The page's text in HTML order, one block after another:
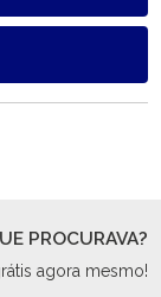
PROCURAVA?
agora mesmo!